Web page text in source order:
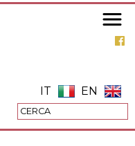
IT EN